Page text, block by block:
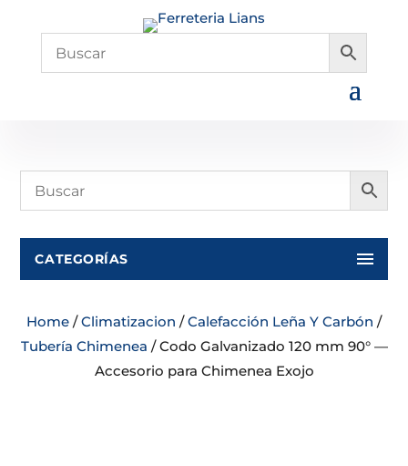
CATEGORÍAS
Home /Climatizacion /Calefacción Leña Y Carbón /
Tubería Chimenea / Codo Galvanizado 120 mm 90° —
Accesorio para Chimenea Exojo